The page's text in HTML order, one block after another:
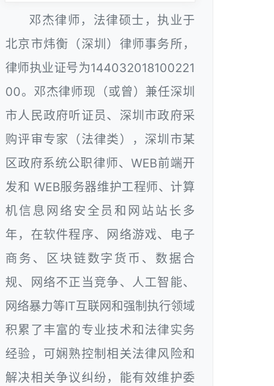
邓杰律师，法律硕士，执业于
北京市炜衡（深圳）律师事务所，
律师执业证号为144032018100221
00。邓杰律师现（或曾）兼任深圳
市人民政府听证员、深圳市政府采
购评审专家（法律类），深圳市某
区政府系统公职律师、WEB前端开
发和 WEB服务器维护工程师、计算
机信息网络安全员和网站站长多
年，在软件程序、网络游戏、电子
商务、区块链数字货币、数据合
规、网络不正当竞争、人工智能、
网络暴力等IT互联网和强制执行领域
积累了丰富的专业技术和法律实务
经验，可娴熟控制相关法律风险和
解决相关争议纠纷，能有效维护委